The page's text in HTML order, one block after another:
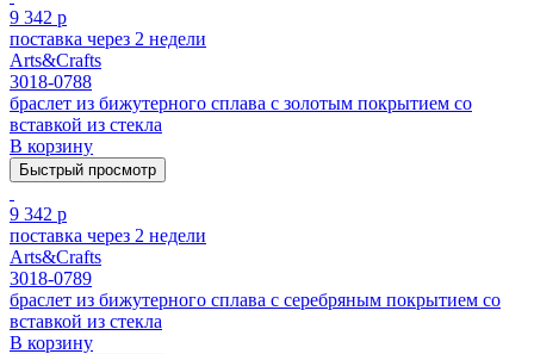
9 342 р
поставка через 2 недели
Arts&Crafts
3018-0788
браслет из бижутерного сплава с золотым покрытием cо
вставкой из стекла
В корзину
Быстрый просмотр
9 342 р
поставка через 2 недели
Arts&Crafts
3018-0789
браслет из бижутерного сплава с серебряным покрытием cо
вставкой из стекла
В корзину